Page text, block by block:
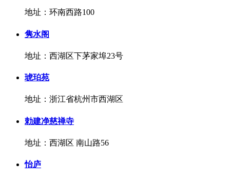
地址：环南西路100
隽水阁
地址：西湖区下茅家埠23号
琥珀苑
地址：浙江省杭州市西湖区
勅建净慈禅寺
地址：西湖区 南山路56
怡庐